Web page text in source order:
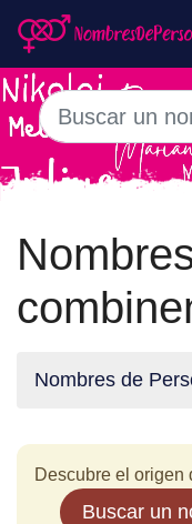
Nombres de
Descubre el origen
Buscar un